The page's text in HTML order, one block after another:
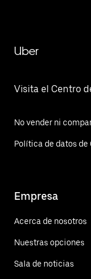
Uber
Visita el Centro
No vender ni
Política de datos de
Empresa
Acerca de nosotros
Nuestras opciones
Sala de noticias